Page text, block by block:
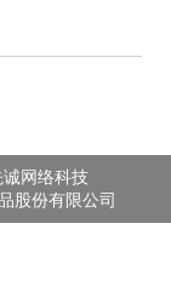
网络科技
股份有限公司